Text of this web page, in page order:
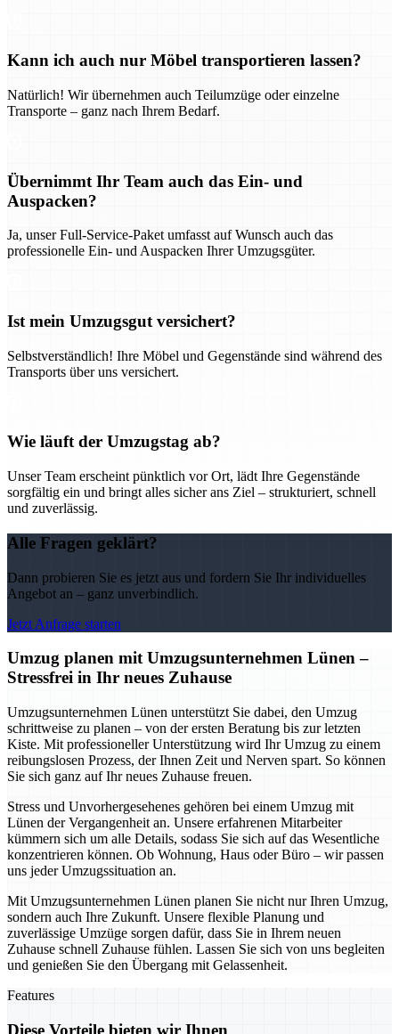
Kann ich auch nur Möbel transportieren lassen?
Natürlich! Wir übernehmen auch Teilumzüge oder einzelne
Transporte – ganz nach Ihrem Bedarf.
Übernimmt Ihr Team auch das Ein- und
Auspacken?
Ja, unser Full-Service-Paket umfasst auf Wunsch auch das
professionelle Ein- und Auspacken Ihrer Umzugsgüter.
Ist mein Umzugsgut versichert?
Selbstverständlich! Ihre Möbel und Gegenstände sind während des
Transports über uns versichert.
Wie läuft der Umzugstag ab?
Unser Team erscheint pünktlich vor Ort, lädt Ihre Gegenstände
sorgfältig ein und bringt alles sicher ans Ziel – strukturiert, schnell
und zuverlässig.
Alle Fragen geklärt?
Dann probieren Sie es jetzt aus und fordern Sie Ihr individuelles
Angebot an – ganz unverbindlich.
Jetzt Anfrage starten
Umzug planen mit Umzugsunternehmen Lünen –
Stressfrei in Ihr neues Zuhause
Umzugsunternehmen Lünen unterstützt Sie dabei, den Umzug
schrittweise zu planen – von der ersten Beratung bis zur letzten
Kiste. Mit professioneller Unterstützung wird Ihr Umzug zu einem
reibungslosen Prozess, der Ihnen Zeit und Nerven spart. So können
Sie sich ganz auf Ihr neues Zuhause freuen.
Stress und Unvorhergesehenes gehören bei einem Umzug mit
Lünen der Vergangenheit an. Unsere erfahrenen Mitarbeiter
kümmern sich um alle Details, sodass Sie sich auf das Wesentliche
konzentrieren können. Ob Wohnung, Haus oder Büro – wir passen
uns jeder Umzugssituation an.
Mit Umzugsunternehmen Lünen planen Sie nicht nur Ihren Umzug,
sondern auch Ihre Zukunft. Unsere flexible Planung und
zuverlässige Umzüge sorgen dafür, dass Sie in Ihrem neuen
Zuhause schnell Zuhause fühlen. Lassen Sie sich von uns begleiten
und genießen Sie den Übergang mit Gelassenheit.
Features
Diese Vorteile bieten wir Ihnen